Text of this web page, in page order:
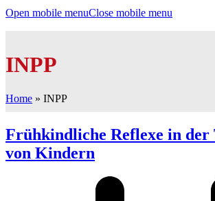
Open mobile menuClose mobile menu
INPP
Home » INPP
Frühkindliche Reflexe in der
von Kindern